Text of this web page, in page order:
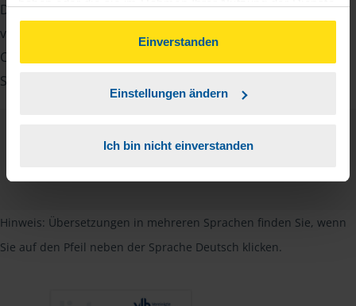
gesammelt haben. Indem Sie auf Einverstanden klicken,
können Sie der Verwendung von Cookies, gemäß
unserer
Einverstanden
Einstellungen ändern
Ich bin nicht einverstanden
Damit Sie sich gut vorbereiten können und keinen der
vielen Nachweise vergessen, stellen wir Ihnen hier eine
Checkliste für Arbeitnehmer, Beamte, Auszubildende und
Studenten sowie Rentner zur Verfügung.
PDF - 585 KB
Deutsch
Hinweis: Übersetzungen in mehreren Sprachen finden Sie, wenn
Sie auf den Pfeil neben der Sprache Deutsch klicken.